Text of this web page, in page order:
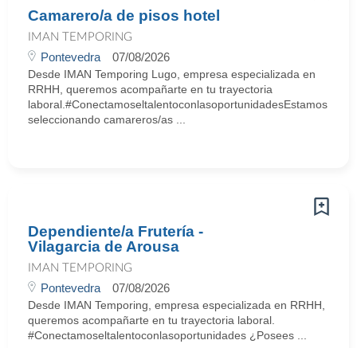
Camarero/a de pisos hotel
IMAN TEMPORING
Pontevedra 07/08/2026
Desde IMAN Temporing Lugo, empresa especializada en
RRHH, queremos acompañarte en tu trayectoria
laboral.#ConectamoseltalentoconlasoportunidadesEstamos
seleccionando camareros/as ...
Dependiente/a Frutería -
Vilagarcia de Arousa
IMAN TEMPORING
Pontevedra 07/08/2026
Desde IMAN Temporing, empresa especializada en RRHH,
queremos acompañarte en tu trayectoria laboral.
#Conectamoseltalentoconlasoportunidades ¿Posees ...